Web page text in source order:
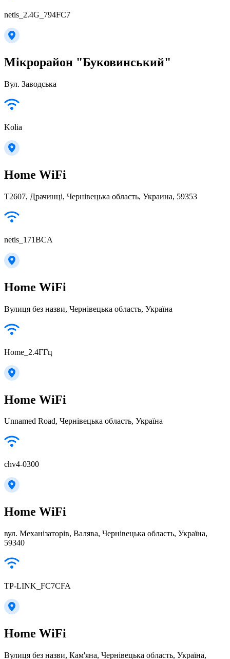
netis_2.4G_794FC7
Мікрорайон "Буковинський"
Вул. Заводська
Kolia
Home WiFi
Т2607, Драчинці, Чернівецька область, Украина, 59353
netis_171BCA
Home WiFi
Вулиця без назви, Чернівецька область, Україна
Home_2.4ГГц
Home WiFi
Unnamed Road, Чернівецька область, Україна
chv4-0300
Home WiFi
вул. Механізаторів, Валява, Чернівецька область, Україна,
59340
TP-LINK_FC7CFA
Home WiFi
Вулиця без назви, Кам'яна, Чернівецька область, Україна,